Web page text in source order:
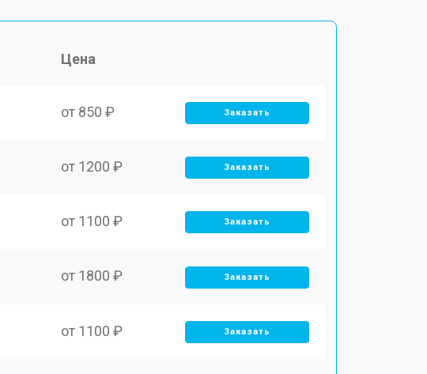
Цена
от 850 ₽ Заказать
от 1200 ₽ Заказать
от 1100 ₽ Заказать
от 1800 ₽ Заказать
от 1100 ₽ Заказать